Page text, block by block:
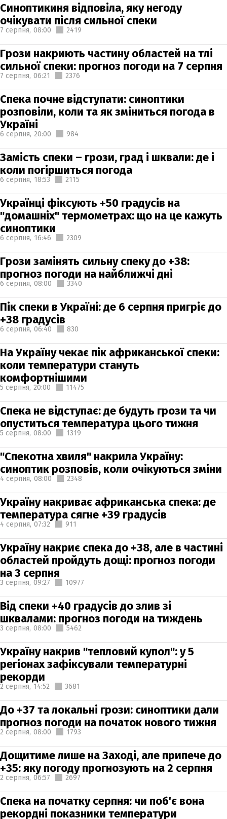
Синоптикиня відповіла, яку негоду
очікувати після сильної спеки
7 серпня, 08:00 2419
Грози накриють частину областей на тлі
сильної спеки: прогноз погоди на 7 серпня
7 серпня, 06:21 2376
Спека почне відступати: синоптики
розповіли, коли та як зміниться погода в
Україні
6 серпня, 20:00 984
Замість спеки – грози, град і шквали: де і
коли погіршиться погода
6 серпня, 18:53 2115
Українці фіксують +50 градусів на
"домашніх" термометрах: що на це кажуть
синоптики
6 серпня, 16:46 2309
Грози замінять сильну спеку до +38:
прогноз погоди на найближчі дні
6 серпня, 08:00 3340
Пік спеки в Україні: де 6 серпня пригріє до
+38 градусів
6 серпня, 06:40 830
На Україну чекає пік африканської спеки:
коли температури стануть
комфортнішими
5 серпня, 20:00 11475
Спека не відступає: де будуть грози та чи
опуститься температура цього тижня
5 серпня, 08:00 1319
"Спекотна хвиля" накрила Україну:
синоптик розповів, коли очікуються зміни
4 серпня, 08:00 2348
Україну накриває африканська спека: де
температура сягне +39 градусів
4 серпня, 07:32 911
Україну накриє спека до +38, але в частині
областей пройдуть дощі: прогноз погоди
на 3 серпня
3 серпня, 09:27 10977
Від спеки +40 градусів до злив зі
шквалами: прогноз погоди на тиждень
3 серпня, 08:00 5462
Україну накрив "тепловий купол": у 5
регіонах зафіксували температурні
рекорди
2 серпня, 14:52 3681
До +37 та локальні грози: синоптики дали
прогноз погоди на початок нового тижня
2 серпня, 08:00 1793
Дощитиме лише на Заході, але припече до
+35: яку погоду прогнозують на 2 серпня
2 серпня, 06:57 2697
Спека на початку серпня: чи поб'є вона
рекордні показники температури